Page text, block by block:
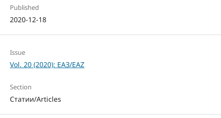
Published
2020-12-18
Issue
Vol. 20 (2020): ЕАЗ/EAZ
Section
Статии/Articles